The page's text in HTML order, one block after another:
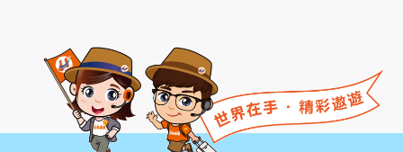
人閱讀、了解並同意本服務條款之所有內容及其後之修
改變更，方得使用本服務。當您使用本服務時，即推定
您的父母或監護人已閱讀、了解並同意接受本服務條款
之所有內容及其後之修改變更。
二、服務簡介